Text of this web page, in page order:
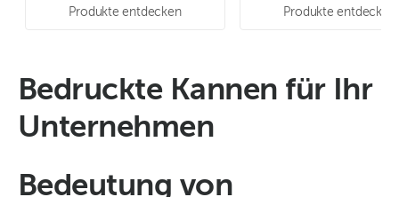
Produkte entdecken Produkte entdecken
Bedruckte Kannen für Ihr
Unternehmen
Bedeutung von